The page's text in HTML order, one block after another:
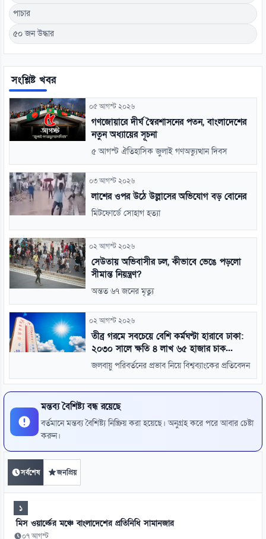
পাচার
৫০ জন উদ্ধার
সংশ্লিষ্ট খবর
০৫ আগস্ট ২০২৬
গণজোয়ারে দীর্ঘ স্বৈরশাসনের পতন, বাংলাদেশের
নতুন অধ্যায়ের সূচনা
৫ আগস্ট ঐতিহাসিক জুলাই গণঅভ্যুত্থান দিবস
০৩ আগস্ট ২০২৬
লাশের ওপর উঠে উল্লাসের অভিযোগ বড় বোনের
মিটফোর্ডে সোহাগ হত্যা
০২ আগস্ট ২০২৬
সেউতায় অভিবাসীর ঢল, কীভাবে ভেঙে পড়লো
সীমান্ত নিয়ন্ত্রণ?
অন্তত ৬৭ জনের মৃত্যু
০২ আগস্ট ২০২৬
তীব্র গরমে সবচেয়ে বেশি কর্মঘণ্টা হারাবে ঢাকা:
২০৩০ সালে ক্ষতি ৪ লাখ ৬৫ হাজার চাক...
জলবায়ু পরিবর্তনের প্রভাব নিয়ে বিশ্বব্যাংকের প্রতিবেদন
মন্তব্য বৈশিষ্ট্য বন্ধ রয়েছে
বর্তমানে মন্তব্য বৈশিষ্ট্য নিষ্ক্রিয় করা হয়েছে। অনুগ্রহ করে পরে আবার চেষ্টা
করুন।
সর্বশেষ জনপ্রিয়
১
মিস ওয়ার্ল্ডের মঞ্চে বাংলাদেশের প্রতিনিধি সামানজার
০৭ আগস্ট